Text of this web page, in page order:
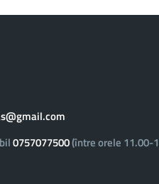
0757077500(între orele 11.00-